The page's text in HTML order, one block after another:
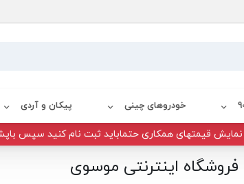
خودروهای چینی پیکان و آردی
قیمتهای همکاری حتماباید ثبت نام کنید سپس
فروشگاه اینترنتی موسوی